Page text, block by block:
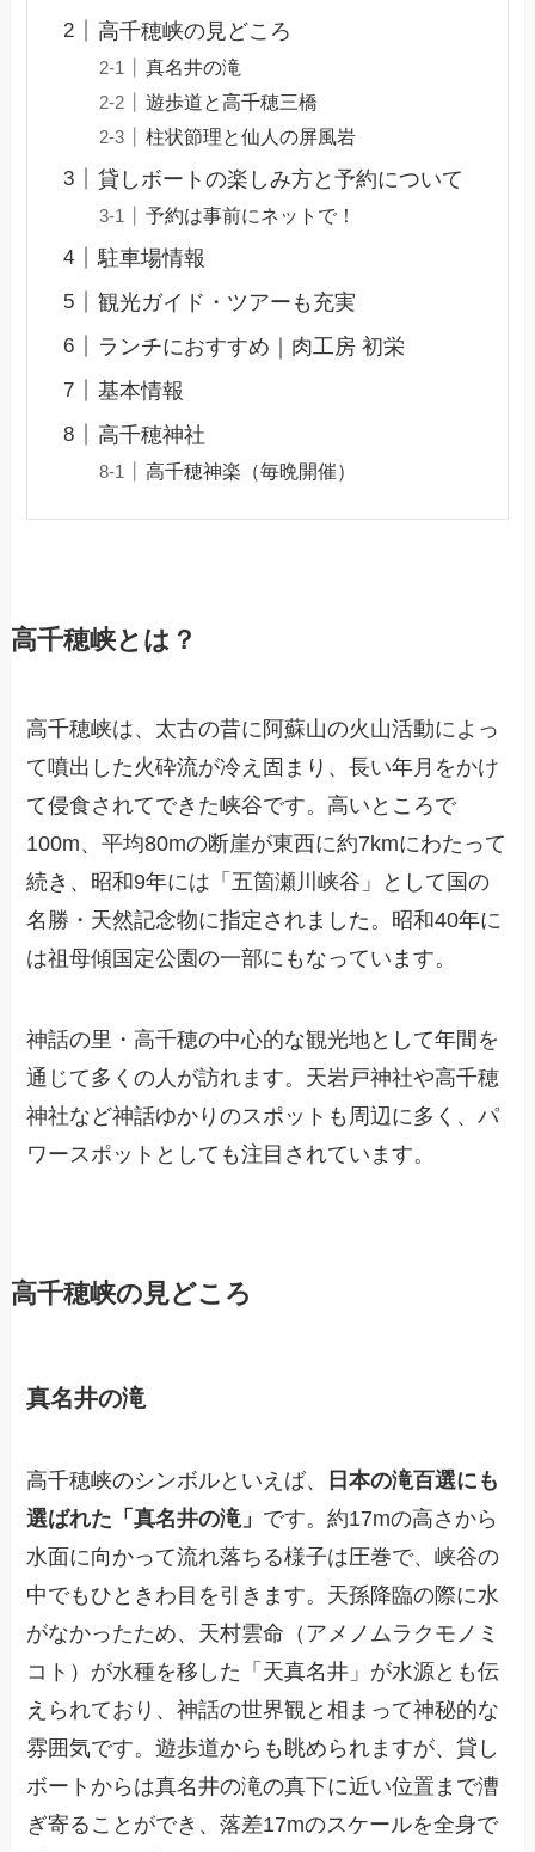
高千穂峡の見どころ
真名井の滝
遊歩道と高千穂三橋
柱状節理と仙人の屏風岩
貸しボートの楽しみ方と予約について
予約は事前にネットで！
駐車場情報
観光ガイド・ツアーも充実
ランチにおすすめ｜肉工房 初栄
基本情報
高千穂神社
高千穂神楽（毎晩開催）
高千穂峡とは？
高千穂峡は、太古の昔に阿蘇山の火山活動によっ
て噴出した火砕流が冷え固まり、長い年月をかけ
て侵食されてできた峡谷です。高いところで
100m、平均80mの断崖が東西に約7kmにわたって
続き、昭和9年には「五箇瀬川峡谷」として国の
名勝・天然記念物に指定されました。昭和40年に
は祖母傾国定公園の一部にもなっています。
神話の里・高千穂の中心的な観光地として年間を
通じて多くの人が訪れます。天岩戸神社や高千穂
神社など神話ゆかりのスポットも周辺に多く、パ
ワースポットとしても注目されています。
高千穂峡の見どころ
真名井の滝
高千穂峡のシンボルといえば、
日本の滝百選にも
選ばれた「真名井の滝」 です。約17mの高さから
水面に向かって流れ落ちる様子は圧巻で、峡谷の
中でもひときわ目を引きます。天孫降臨の際に水
がなかったため、天村雲命（アメノムラクモノミ
コト）が水種を移した「天真名井」が水源とも伝
えられており、神話の世界観と相まって神秘的な
雰囲気です。遊歩道からも眺められますが、貸し
ボートからは真名井の滝の真下に近い位置まで漕
ぎ寄ることができ、落差17mのスケールを全身で